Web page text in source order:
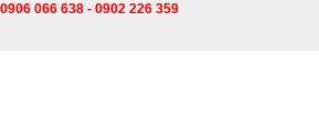
066 638 - 0902 226 359